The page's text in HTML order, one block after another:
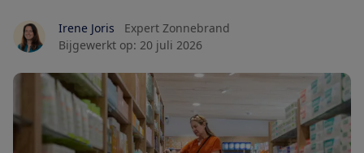
Irene Joris
Expert Zonnebrand
Bijgewerkt op: 20 juli 2026